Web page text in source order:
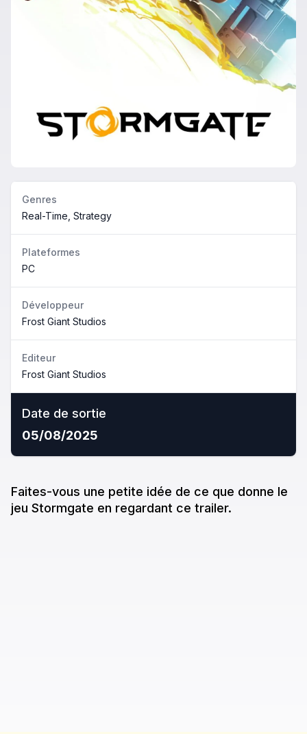
Genres
Real-Time, Strategy
Plateformes
PC
Développeur
Frost Giant Studios
Editeur
Frost Giant Studios
Date de sortie
05/08/2025
Faites-vous une petite idée de ce que donne le
jeu Stormgate en regardant ce trailer.